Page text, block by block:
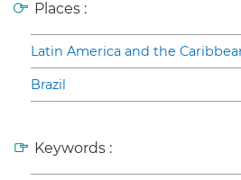
Places :
Latin America and the
Brazil
Keywords :